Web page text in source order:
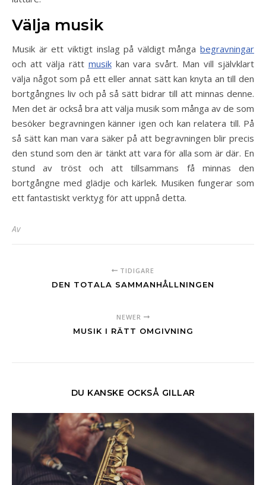
Välja musik
Musik är ett viktigt inslag på väldigt många begravningar
och att välja rätt musikkan vara svårt. Man vill självklart
välja något som på ett eller annat sätt kan knyta an till den
bortgångnes liv och på så sätt bidrar till att minnas denne.
Men det är också bra att välja musik som många av de som
besöker begravningen känner igen och kan relatera till. På
så sätt kan man vara säker på att begravningen blir precis
den stund som den är tänkt att vara för alla som är där. En
stund av tröst och att tillsammans få minnas den
bortgångne med glädje och kärlek. Musiken fungerar som
ett fantastiskt verktyg för att uppnå detta.
Av
TIDIGARE
DEN TOTALA SAMMANHÅLLNINGEN
NEWER
MUSIK I RÄTT OMGIVNING
DU KANSKE OCKSÅ GILLAR